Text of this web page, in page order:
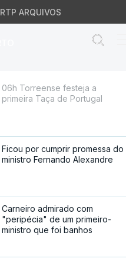
RTP ARQUIVOS
06h Torreense festeja a
primeira Taça de Portugal
Ficou por cumprir promessa do
ministro Fernando Alexandre
Carneiro admirado com
"peripécia" de um primeiro-
ministro que foi banhos